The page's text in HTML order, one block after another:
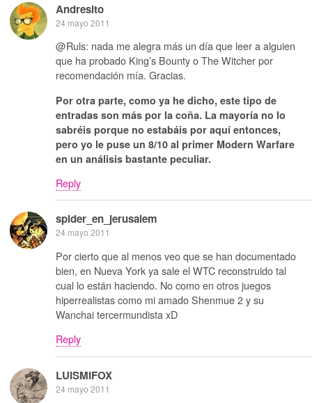
Andresito
24 mayo 2011
@Ruls: nada me alegra más un día que leer a alguien
que ha probado King’s Bounty o The Witcher por
recomendación mía. Gracias.
Por otra parte, como ya he dicho, este tipo de
entradas son más por la coña. La mayoría no lo
sabréis porque no estabáis por aquí entonces,
pero yo le puse un 8/10 al primer Modern Warfare
en un análisis bastante peculiar.
Reply
spider_en_jerusalem
24 mayo 2011
Por cierto que al menos veo que se han documentado
bien, en Nueva York ya sale el WTC reconstruido tal
cual lo están haciendo. No como en otros juegos
hiperrealistas como mi amado Shenmue 2 y su
Wanchai tercermundista xD
Reply
LUISMIFOX
24 mayo 2011